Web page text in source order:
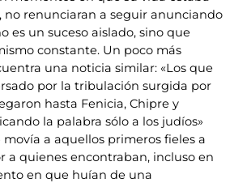
no renunciaran a seguir anunciando
es un suceso aislado, sino que
constante. Un poco más
una noticia similar: «Los que
por la tribulación surgida por
hasta Fenicia, Chipre y
la palabra sólo a los judíos»
movía a aquellos primeros fieles a
a quienes encontraban, incluso en
en que huían de una